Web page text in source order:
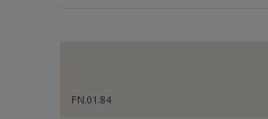
FN.01.84